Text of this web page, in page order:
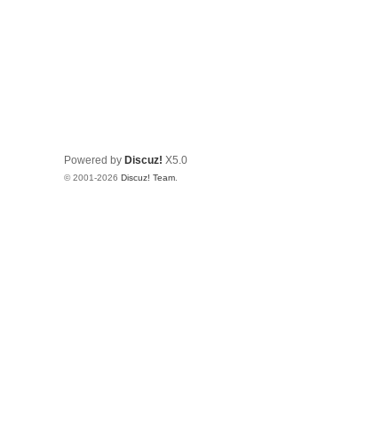
Powered by Discuz! X5.0
© 2001-2026 Discuz! Team